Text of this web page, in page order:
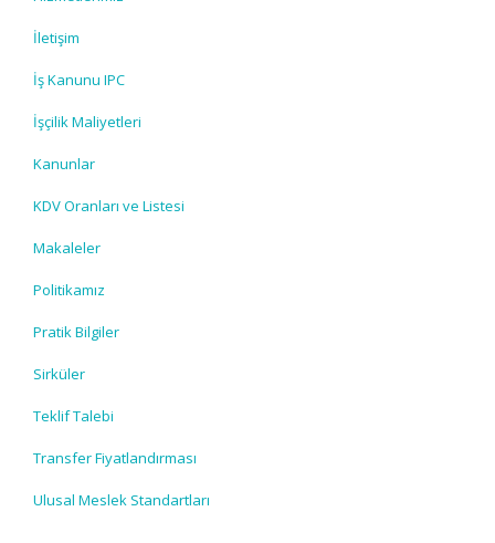
İletişim
İş Kanunu IPC
İşçilik Maliyetleri
Kanunlar
KDV Oranları ve Listesi
Makaleler
Politikamız
Pratik Bilgiler
Sirküler
Teklif Talebi
Transfer Fiyatlandırması
Ulusal Meslek Standartları